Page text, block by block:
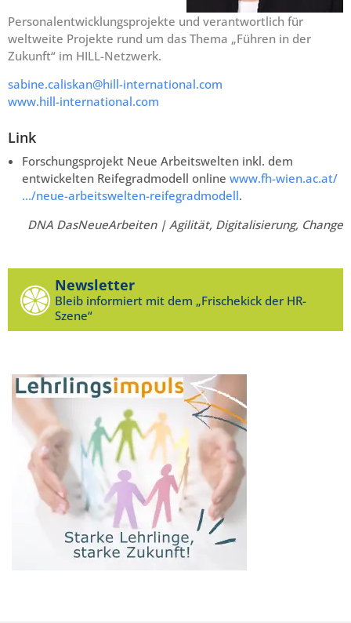
Personalentwicklungsprojekte und verantwortlich für
weltweite Projekte rund um das Thema „Führen in der
Zukunft“ im HILL-Netzwerk.
sabine.caliskan@hill-international.com
www.hill-international.com
Link
Forschungsprojekt Neue Arbeitswelten inkl. dem
entwickelten Reifegradmodell online www.fh-wien.ac.at/
…/neue-arbeitswelten-reifegradmodell.
DNA DasNeueArbeiten | Agilität, Digitalisierung, Change
Newsletter
Bleib informiert mit dem „Frischekick der HR-
Szene“